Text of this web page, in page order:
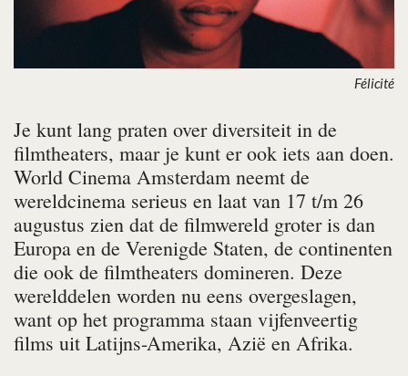
Félicité
Je kunt lang praten over diversiteit in de
filmtheaters, maar je kunt er ook iets aan doen.
World Cinema Amsterdam neemt de
wereldcinema serieus en laat van 17 t/m 26
augustus zien dat de filmwereld groter is dan
Europa en de Verenigde Staten, de continenten
die ook de filmtheaters domineren. Deze
werelddelen worden nu eens overgeslagen,
want op het programma staan vijfenveertig
films uit Latijns-Amerika, Azië en Afrika.